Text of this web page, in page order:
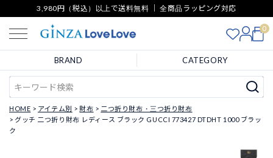
3,980円（税込）以上で送料無料 ｜ 全商品ラッピング対応
0
BRAND CATEGORY
HOME アイテム別 財布
二つ折り財布・三つ折り財布
グッチ 二つ折り財布 レディース ブラック GUCCI 773427 DTDHT 1000 ブラッ
ク